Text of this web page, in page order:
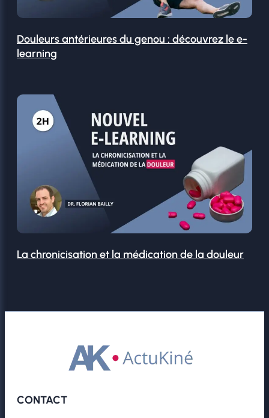
Douleurs antérieures du genou : découvrez le e-
learning
La chronicisation et la médication de la douleur
CONTACT